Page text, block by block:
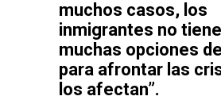
muchos casos, los
inmigrantes no
muchas opciones
para afrontar las
los afectan”.